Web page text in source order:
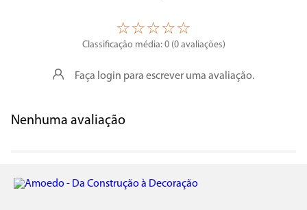
☆☆☆☆☆
Classificação média: 0 (0 avaliações)
Faça login para escrever uma avaliação.
Nenhuma avaliação